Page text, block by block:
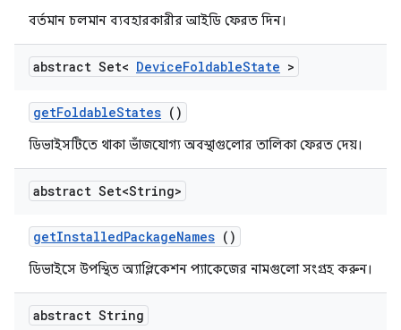
বর্তমান চলমান ব্যবহারকারীর আইডি ফেরত দিন।
abstract Set< DeviceFoldableState >
getFoldableStates ()
ডিভাইসটিতে থাকা ভাঁজযোগ্য অবস্থাগুলোর তালিকা ফেরত দেয়।
abstract Set<String>
getInstalledPackageNames ()
ডিভাইসে উপস্থিত অ্যাপ্লিকেশন প্যাকেজের নামগুলো সংগ্রহ করুন।
abstract String